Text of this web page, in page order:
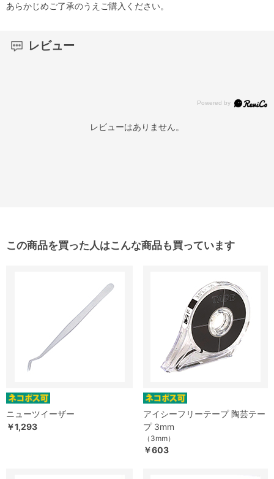
あらかじめご了承のうえご購入ください。
レビュー
レビューはありません。
この商品を買った人はこんな商品も買っています
ニューツイーザー
￥1,293
アイシーフリーテープ 陶芸テー
プ 3mm
（3mm）
￥603